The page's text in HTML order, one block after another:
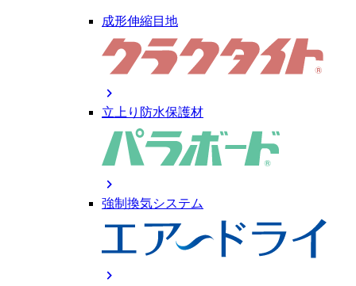
成形伸縮目地
chevron_right
立上り防水保護材
chevron_right
強制換気システム
chevron_right